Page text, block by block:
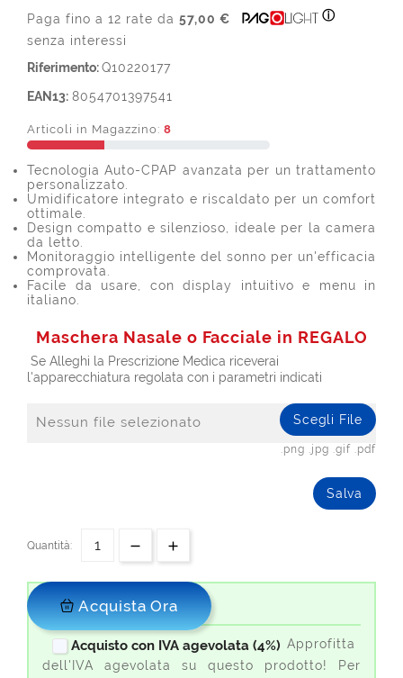
Paga fino a 12 rate da 57,00 €
senza interessi
ⓘ
Riferimento:Q10220177
EAN13: 8054701397541
Articoli in Magazzino: 8
Tecnologia Auto-CPAP avanzata per un trattamento
personalizzato.
Umidificatore integrato e riscaldato per un comfort
ottimale.
Design compatto e silenzioso, ideale per la camera
da letto.
Monitoraggio intelligente del sonno per un'efficacia
comprovata.
Facile da usare, con display intuitivo e menu in
italiano.
Maschera Nasale o Facciale in REGALO
Se Alleghi la Prescrizione Medica riceverai
l'apparecchiatura regolata con i parametri indicati
Nessun file selezionato Scegli File
.png .jpg .gif .pdf
Salva
Quantità:
Acquista Ora
Acquisto con IVA agevolata (4%) Approfitta
dell'IVA agevolata su questo prodotto! Per